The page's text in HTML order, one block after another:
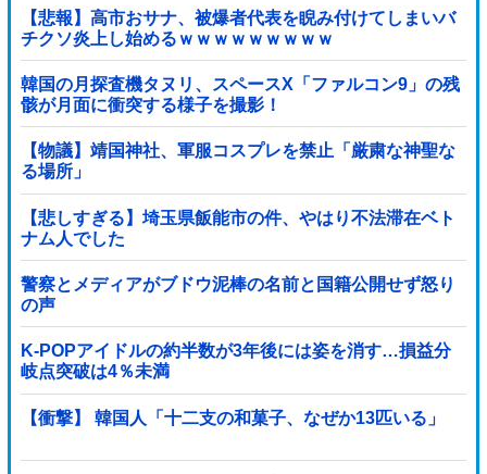
【悲報】高市おサナ、被爆者代表を睨み付けてしまいバ
チクソ炎上し始めるｗｗｗｗｗｗｗｗｗ
韓国の月探査機タヌリ、スペースX「ファルコン9」の残
骸が月面に衝突する様子を撮影！
【物議】靖国神社、軍服コスプレを禁止「厳粛な神聖な
る場所」
【悲しすぎる】埼玉県飯能市の件、やはり不法滞在ベト
ナム人でした
警察とメディアがブドウ泥棒の名前と国籍公開せず怒り
の声
K-POPアイドルの約半数が3年後には姿を消す…損益分
岐点突破は4％未満
【衝撃】 韓国人「十二支の和菓子、なぜか13匹いる」